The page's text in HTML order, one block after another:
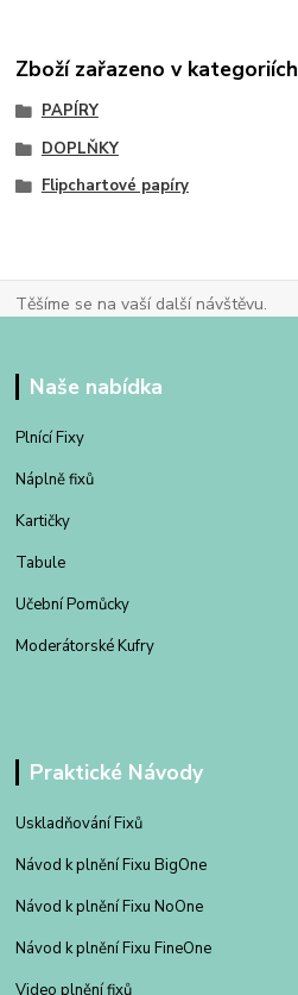
Zboží zařazeno v kategoriích
PAPÍRY
DOPLŇKY
Flipchartové papíry
Těšíme se na vaší další návštěvu.
Naše nabídka
Plnící Fixy
Náplně fixů
Kartičky
Tabule
Učební Pomůcky
Moderátorské Kufry
Praktické Návody
Uskladňování Fixů
Návod k plnění Fixu BigOne
Návod k plnění Fixu NoOne
Návod k plnění Fixu FineOne
Video plnění fixů